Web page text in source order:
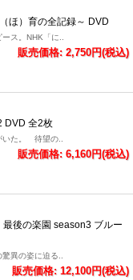
ほ）育の全記録～ DVD
ス。NHK「に..
販売価格: 2,750円(税込)
DVD 全2枚
いた。 待望の..
販売価格: 6,160円(税込)
後の楽園 season3 ブルー
異の姿に迫る..
販売価格: 12,100円(税込)